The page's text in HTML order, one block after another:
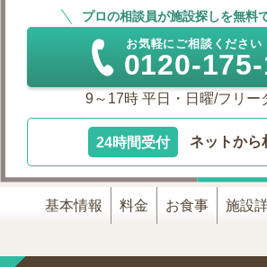
プロの相談員が施設探しを無料
お気軽にご相談ください
0120-
9～17時 平日・日曜/フリー
24時間受付 ネットから
基本情報 料金 お食事 施設